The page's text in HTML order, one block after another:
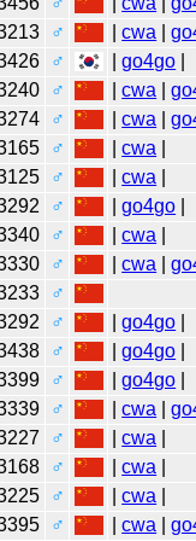
♂ |cwa |
♂ |go4go
♂ |cwa |
♂ |cwa |
♂ |cwa
♂ |cwa
♂ |go4go
♂ |cwa
♂ |cwa |
♂
♂ |go4go
♂ |go4go
♂ |go4go
♂ |cwa |
♂ |cwa
♂ |cwa
♂ |cwa
♂ |cwa |